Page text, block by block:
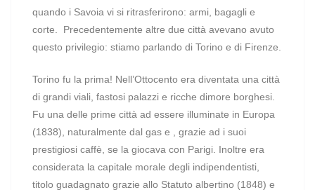
quando i Savoia vi si ritrasferirono: armi, bagagli e
corte.
Precedentemente altre due città avevano avuto
questo privilegio: stiamo parlando di Torino e di Firenze.
Torino fu la prima! Nell’Ottocento era diventata una città
di grandi viali, fastosi palazzi e ricche dimore borghesi.
Fu una delle prime città ad essere illuminate in Europa
(1838), naturalmente dal gas e , grazie ad i suoi
prestigiosi caffè, se la giocava con Parigi. Inoltre era
considerata la capitale morale degli indipendentisti,
titolo guadagnato grazie allo Statuto albertino (1848) e